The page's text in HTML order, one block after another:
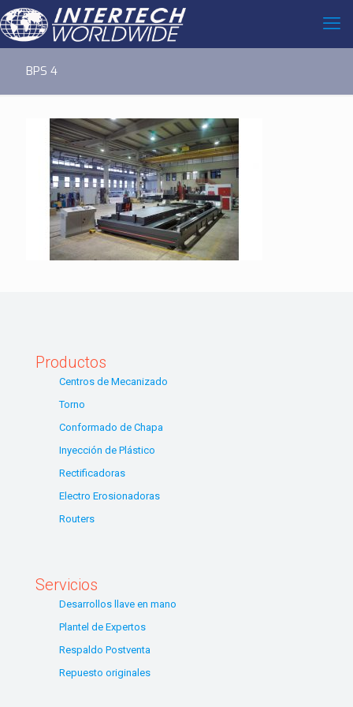
BPS 4
Productos
Centros de Mecanizado
Torno
Conformado de Chapa
Inyección de Plástico
Rectificadoras
Electro Erosionadoras
Routers
Servicios
Desarrollos llave en mano
Plantel de Expertos
Respaldo Postventa
Repuesto originales